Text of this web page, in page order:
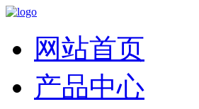
网站首页
产品中心